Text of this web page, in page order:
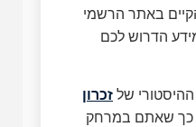
באתר הרשמי
הדרוש לכם
זכרון
כך שאתם במרחק